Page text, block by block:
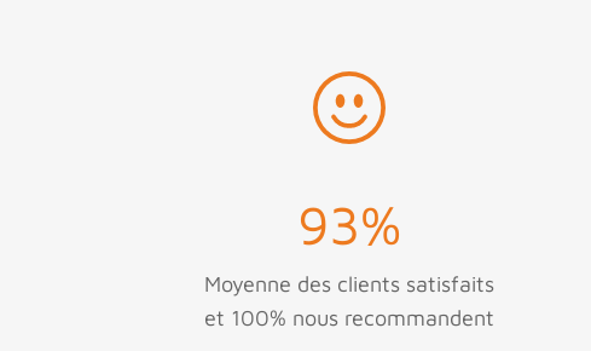
93%
Moyenne des clients satisfaits
et 100% nous recommandent